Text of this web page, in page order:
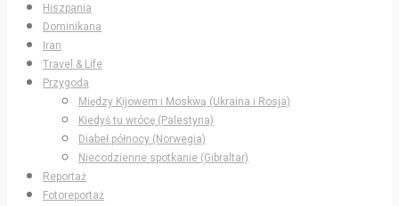
Hiszpania
Dominikana
Iran
Travel & Life
Przygoda
Między Kijowem i Moskwą (Ukraina i Rosja)
Kiedyś tu wrócę (Palestyna)
Diabeł północy (Norwegia)
Niecodzienne spotkanie (Gibraltar)
Reportaż
Fotoreportaż